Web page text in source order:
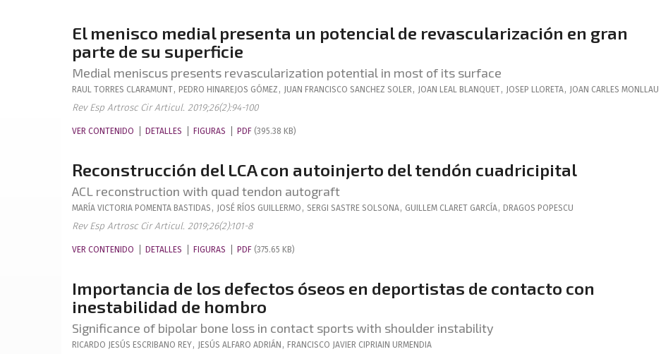
El menisco medial presenta un potencial de revascularización en gran
parte de su superficie
Medial meniscus presents revascularization potential in most of its surface
RAUL TORRES CLARAMUNT, PEDRO HINAREJOS GÓMEZ , JUAN FRANCISCO SANCHEZ SOLER, JOAN LEAL BLANQUET, JOSEP LLORETA, JOAN CARLES MONLLAU
Rev Esp Artrosc Cir Articul. 2019;26(2):94-100
VER CONTENIDO DETALLES FIGURAS PDF (395.38 KB)
Reconstrucción del LCA con autoinjerto del tendón cuadricipital
ACL reconstruction with quad tendon autograft
MARÍA VICTORIA POMENTA BASTIDAS , JOSÉ RÍOS GUILLERMO , SERGI SASTRE SOLSONA, GUILLEM CLARET GARCÍA, DRAGOS POPESCU
Rev Esp Artrosc Cir Articul. 2019;26(2):101-8
VER CONTENIDO DETALLES FIGURAS PDF (375.65 KB)
Importancia de los defectos óseos en deportistas de contacto con
inestabilidad de hombro
Significance of bipolar bone loss in contact sports with shoulder instability
RICARDO JESÚS ESCRIBANO REY, JESÚS ALFARO ADRIÁN , FRANCISCO JAVIER CIPRIAIN URMENDIA